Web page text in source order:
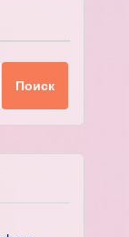
Поиск